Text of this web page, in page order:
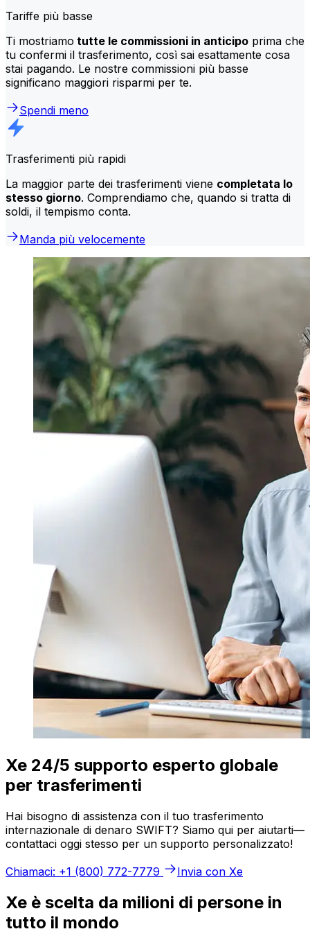
Tariffe più basse
Ti mostriamo tutte le commissioni in anticipo prima che
tu confermi il trasferimento, così sai esattamente cosa
stai pagando. Le nostre commissioni più basse
significano maggiori risparmi per te.
Spendi meno
Trasferimenti più rapidi
La maggior parte dei trasferimenti viene completata lo
stesso giorno. Comprendiamo che, quando si tratta di
soldi, il tempismo conta.
Manda più velocemente
Xe 24/5 supporto esperto globale
per trasferimenti
Hai bisogno di assistenza con il tuo trasferimento
internazionale di denaro SWIFT? Siamo qui per aiutarti—
contattaci oggi stesso per un supporto personalizzato!
Chiamaci: +1 (800) 772-7779
Invia con Xe
Xe è scelta da milioni di persone in
tutto il mondo